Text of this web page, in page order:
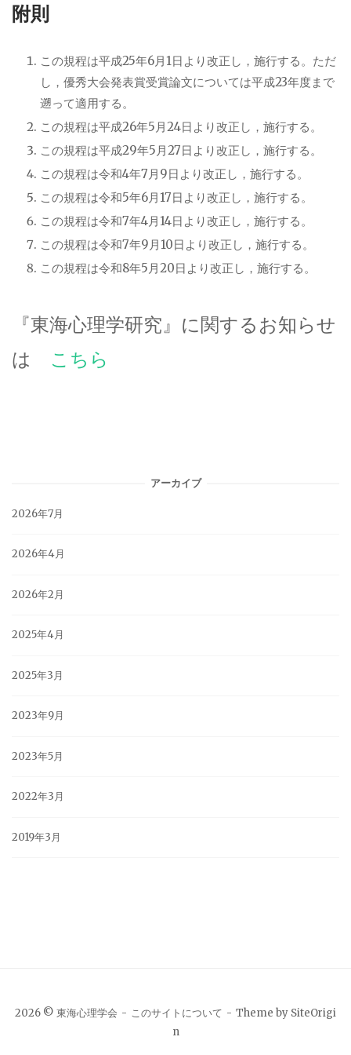
附則
この規程は平成25年6月1日より改正し，施行する。ただ
し，優秀大会発表賞受賞論文については平成23年度まで
遡って適用する。
この規程は平成26年5月24日より改正し，施行する。
この規程は平成29年5月27日より改正し，施行する。
この規程は令和4年7月9日より改正し，施行する。
この規程は令和5年6月17日より改正し，施行する。
この規程は令和7年4月14日より改正し，施行する。
この規程は令和7年9月10日より改正し，施行する。
この規程は令和8年5月20日より改正し，施行する。
『東海心理学研究』に関するお知らせ
は こちら
アーカイブ
2026年7月
2026年4月
2026年2月
2025年4月
2025年3月
2023年9月
2023年5月
2022年3月
2019年3月
2026 © 東海心理学会 このサイトについて Theme by SiteOrigi
n